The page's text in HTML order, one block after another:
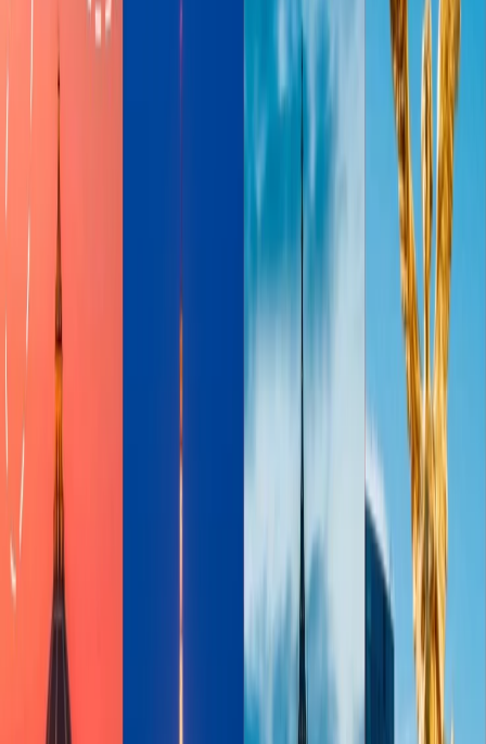
Hacer una reserva con anticipación:
Si desea conseguir
vuelos baratos para su viaje, puede hacer una reserva con la
aerolínea con anticipación. Si quiere viajar después de
Navidad, debe adquirir los billetes de avión con 3 o 4
meses de antelación. Las aerolíneas aumentan los precios de
los billetes de avión cerca de Navidad. Para maximizar sus
ahorros, debe reservar el vuelo con anticipación. Además,
reservar el vuelo con anticipación le ayudará a obtener
Para obtener vuelos baratos después de
Navidad, puede volar con su aerolínea preferida durante la
semana. Los martes y miércoles son los días más baratos para
comprar los billetes de avión para su viaje. Las aerolíneas
ofrecen mejores ofertas y descuentos durante la semana.
Además, puede evitar hacer la reserva con la aerolínea los
fines de semana. Muchas aerolíneas ofrecen precios elevados
de los billetes de avión los fines de semana.
Ser flexible con la fecha del viaje
es uno de los mejores
consejos para obtener vuelos baratos después de Navidad. Ser
flexible con la fecha de viaje le ayudará a maximizar sus
ahorros. La mayoría de las aerolíneas ofrecen el calendario de
tarifas en sus sitios web oficiales; debe usarlo para reservar el
vuelo de su viaje. Puede obtener los precios de los billetes
para todo el año. Si es flexible con la fecha de viaje, puede
seleccionar la fecha con el precio más bajo del billete y
realizar la reserva sin demora.
Para encontrar
vuelos baratos después de Navidad, puede realizar la reserva a
través de una plataforma OTA, como Travomint. Travomint
es una agencia de viajes bien conocida por ofrecer precios
inmejorables en billetes de avión. Con Travomint, puede
acceder a servicios de alta calidad durante su viaje. Además, si
tiene alguna pregunta sobre su viaje, puede ponerse en
contacto con su ejecutivo en cualquier momento.
Nuestro equipo del servicio de atención al cliente brinda
ayuda las 24 horas del día, los 7 días de la semana. Si reserva
su vuelo a través de Travomint, puede obtener la oportunidad
de modificar su vuelo fácilmente.